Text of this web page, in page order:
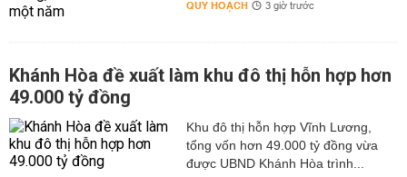
QUY HOẠCH 3 giờ trước
Khánh Hòa đề xuất làm khu đô thị hỗn hợp hơn
49.000 tỷ đồng
Khu đô thị hỗn hợp Vĩnh Lương,
tổng vốn hơn 49.000 tỷ đồng vừa
được UBND Khánh Hòa trình...